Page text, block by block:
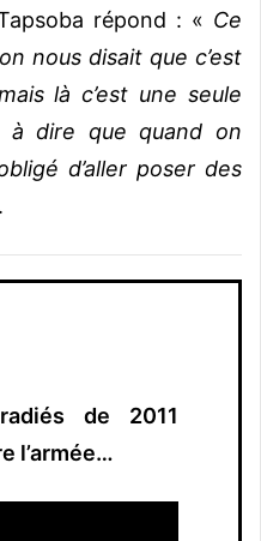
répond : « Ce
nous disait que c’est
là c’est une seule
à dire que quand on
d’aller poser des
de 2011
l’armée…